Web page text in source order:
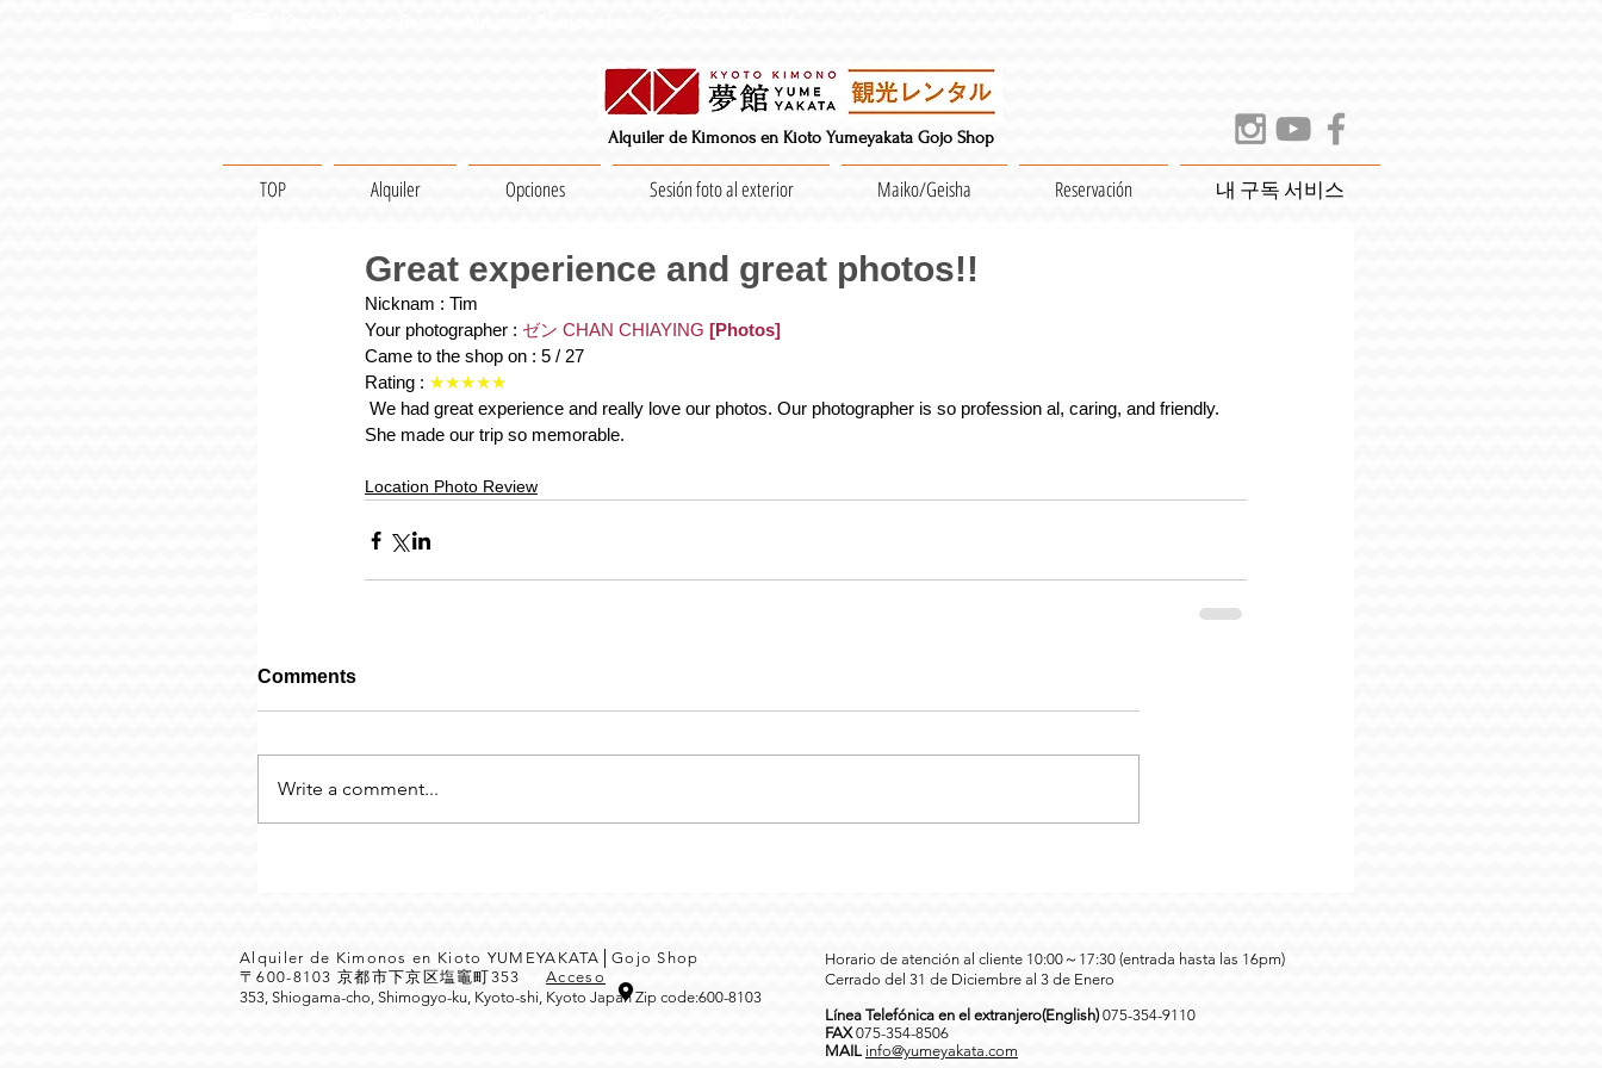
Alquiler de Kimonos en Kioto Yumeyakata Gojo Shop
TOP Alquiler Opciones Sesión foto al exterior Maiko/Geisha Reservación 내 구독 서비스
Great experience and great photos!!
Nicknam : Tim
Your photographer : ゼン CHAN CHIAYING [Photos]
Came to the shop on : 5 / 27
Rating : ★★★★★
She made our trip so memorable.
Location Photo Review
Comments
Write a comment...
Alquiler de Kimonos en Kioto YUMEYAKATA│Gojo Shop
〒600-8103 京都市下京区塩竈町353Acceso
353, Shiogama-cho, Shimogyo-ku, Kyoto-shi, Kyoto Japan Zip code:600-8103
Horario de atención al cliente 10:00～17:30 (entrada hasta las 16pm)
Cerrado del 31 de Diciembre al 3 de Enero
Línea Telefónica en el extranjero(English)075-354-9110
FAX075-354-8506
MAIL info@yumeyakata.com